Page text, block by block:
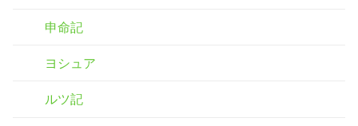
申命記
ヨシュア
ルツ記